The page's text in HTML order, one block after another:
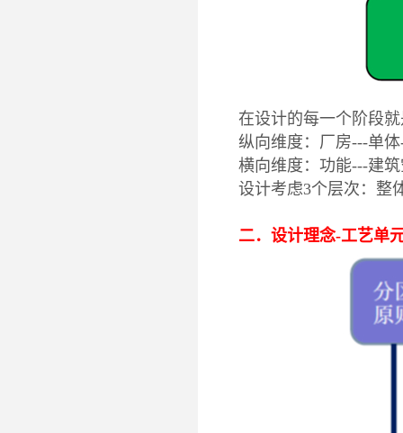
在设计的每一个阶段
纵向维度：厂房---单
横向维度：功能---建
设计考虑3个层次：整
二． 设计理念-工艺单